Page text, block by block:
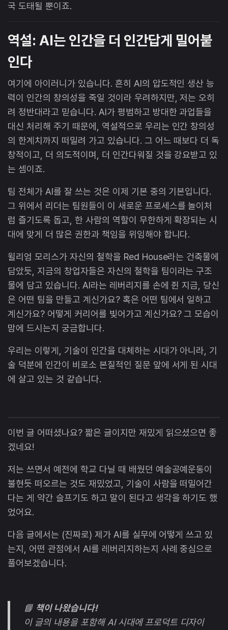
국 도태될 뿐이죠.
역설: AI는 인간을 더 인간답게 밀어붙
인다
여기에 아이러니가 있습니다. 흔히 AI의 압도적인 생산 능
력이 인간의 창의성을 죽일 것이라 우려하지만, 저는 오히
려 정반대라고 믿습니다. AI가 평범하고 방대한 과업들을
대신 처리해 주기 때문에, 역설적으로 우리는 인간 창의성
의 한계치까지 떠밀려 가고 있습니다. 그 어느 때보다 더 독
창적이고, 더 의도적이며, 더 인간다워질 것을 강요받고 있
는 셈이죠.
팀 전체가 AI를 잘 쓰는 것은 이제 기본 중의 기본입니다.
그 위에서 리더는 팀원들이 이 새로운 프로세스를 놀이처
럼 즐기도록 돕고, 한 사람의 역할이 무한하게 확장되는 시
대에 맞게 더 많은 권한과 책임을 위임해야 합니다.
윌리엄 모리스가 자신의 철학을 Red House라는 건축물에
담았듯, 지금의 창업자들은 자신의 철학을 팀이라는 구조
물에 담고 있습니다. AI라는 레버리지를 손에 쥔 지금, 당신
은 어떤 팀을 만들고 계신가요? 혹은 어떤 팀에서 일하고
계신가요? 어떻게 커리어를 빚어가고 계신가요? 그 모습이
맘에 드시는지 궁금합니다.
우리는 이렇게, 기술이 인간을 대체하는 시대가 아니라, 기
술 덕분에 인간이 비로소 본질적인 질문 앞에 서게 된 시대
에 살고 있는 것 같습니다.
이번 글 어떠셨나요? 짧은 글이지만 재밌게 읽으셨으면 좋
겠네요!
저는 쓰면서 예전에 학교 다닐 때 배웠던 예술공예운동이
불현듯 떠오르는 것도 재밌었고, 기술이 사람을 떠밀어간
다는 게 약간 슬프기도 하고 말이 된다고 생각을 하기도 했
었어요.
다음 글에서는 (진짜로) 제가 AI를 실무에 어떻게 쓰고 있
는지, 어떤 관점에서 AI를 레버리지하는지 사례 중심으로
풀어보겠습니다.
📘 책이 나왔습니다!
이 글의 내용을 포함해 AI 시대에 프로덕트 디자이